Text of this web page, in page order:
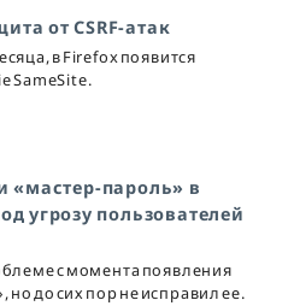
от CSRF-атак
в Firefox появится
SameSite.
«мастер-пароль» в
угрозу пользователей
с момента появления
до сих пор не исправил ее.